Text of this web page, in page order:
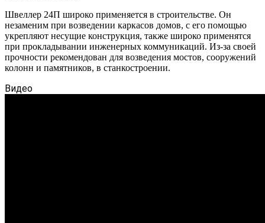
Швеллер 24П широко применяется в строительстве. Он
незаменим при возведении каркасов домов, с его помощью
укрепляют несущие конструкция, также широко применятся
при прокладывании инженерных коммуникаций. Из-за своей
прочности рекомендован для возведения мостов, сооружений
колонн и памятников, в станкостроении.
Видео